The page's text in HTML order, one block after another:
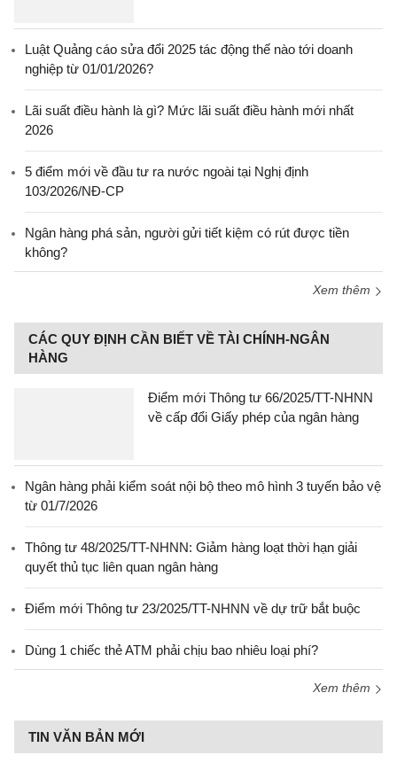
Luật Quảng cáo sửa đổi 2025 tác động thế nào tới doanh
nghiệp từ 01/01/2026?
Lãi suất điều hành là gì? Mức lãi suất điều hành mới nhất
2026
5 điểm mới về đầu tư ra nước ngoài tại Nghị định
103/2026/NĐ-CP
Ngân hàng phá sản, người gửi tiết kiệm có rút được tiền
không?
Xem thêm
CÁC QUY ĐỊNH CẦN BIẾT VỀ TÀI CHÍNH-NGÂN
HÀNG
Điểm mới Thông tư 66/2025/TT-NHNN
về cấp đổi Giấy phép của ngân hàng
Ngân hàng phải kiểm soát nội bộ theo mô hình 3 tuyến bảo vệ
từ 01/7/2026
Thông tư 48/2025/TT-NHNN: Giảm hàng loạt thời hạn giải
quyết thủ tục liên quan ngân hàng
Điểm mới Thông tư 23/2025/TT-NHNN về dự trữ bắt buộc
Dùng 1 chiếc thẻ ATM phải chịu bao nhiêu loại phí?
Xem thêm
TIN VĂN BẢN MỚI